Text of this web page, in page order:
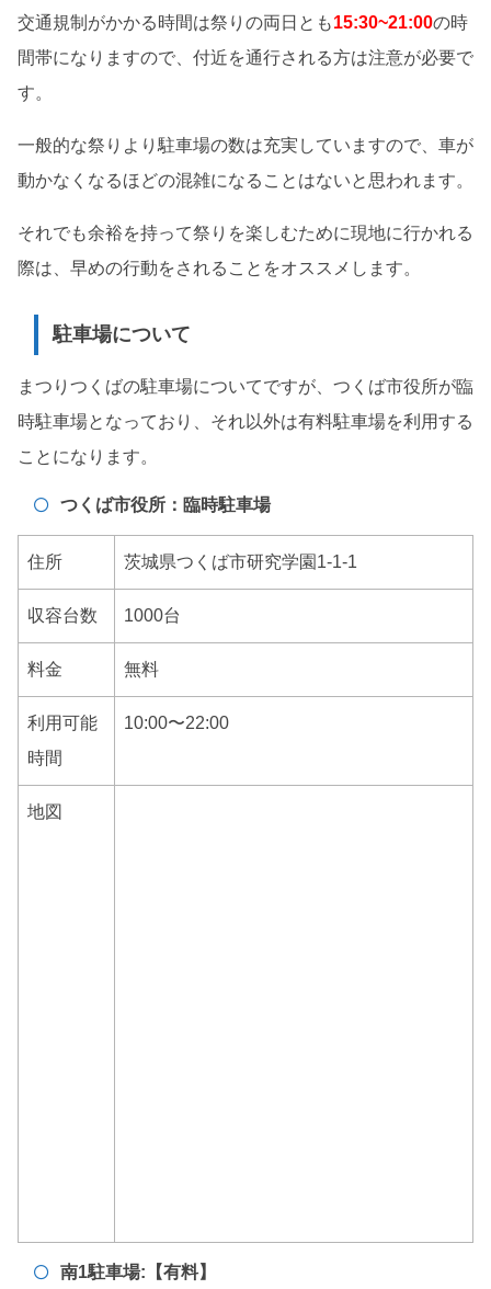
交通規制がかかる時間は祭りの両日とも15:30~21:00の時
間帯になりますので、付近を通行される方は注意が必要で
す。
一般的な祭りより駐車場の数は充実していますので、車が
動かなくなるほどの混雑になることはないと思われます。
それでも余裕を持って祭りを楽しむために現地に行かれる
際は、早めの行動をされることをオススメします。
駐車場について
まつりつくばの駐車場についてですが、つくば市役所が臨
時駐車場となっており、それ以外は有料駐車場を利用する
ことになります。
つくば市役所：臨時駐車場
住所 茨城県つくば市研究学園1-1-1
収容台数 1000台
料金 無料
利用可能
時間
10:00〜22:00
地図
南1駐車場:【有料】